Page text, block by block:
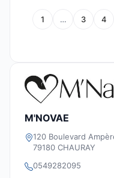
1 … 3 4
M'NOVAE
120 Boulevard
79180 CHAURAY
0549282095